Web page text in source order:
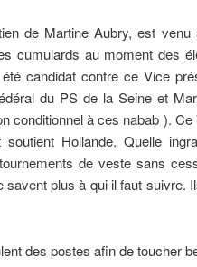
de Martine Aubry, est
cumulards au moment des
été candidat contre ce Vice
du PS de la Seine et
conditionnel à ces nabab ).
soutient Hollande. Quelle
de veste sans
savent plus à qui il faut suivre.
des postes afin de toucher